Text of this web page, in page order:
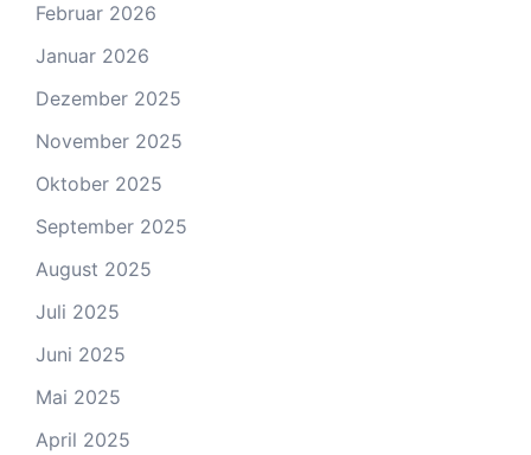
Februar 2026
Januar 2026
Dezember 2025
November 2025
Oktober 2025
September 2025
August 2025
Juli 2025
Juni 2025
Mai 2025
April 2025